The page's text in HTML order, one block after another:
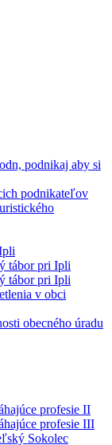
podnikaj aby si
podnikateľov
tábor pri Ipli
tábor pri Ipli
v obci
obecného úradu
profesie II
profesie III
Sokolec